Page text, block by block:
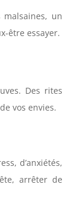
malsaines, un
être essayer.
Des rites
vos envies.
d’anxiétés,
arrêter de